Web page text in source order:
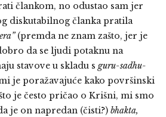
člankom, no odustao sam jer
diskutabilnog članka pratila
(premda ne znam zašto, jer je
da se ljudi potaknu na
stavove u skladu s guru-sadhu-
je poražavajuće kako površinski
je često pričao o Krišni, mi smo
je on napredan (čisti?) bhakta,